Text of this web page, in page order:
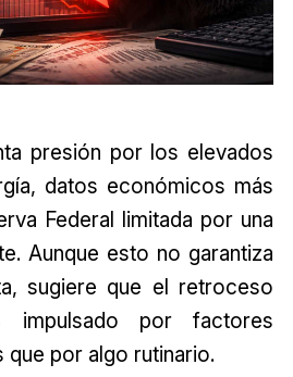
presión por los elevados
datos económicos más
Federal limitada por una
Aunque esto no garantiza
sugiere que el retroceso
impulsado por factores
por algo rutinario.